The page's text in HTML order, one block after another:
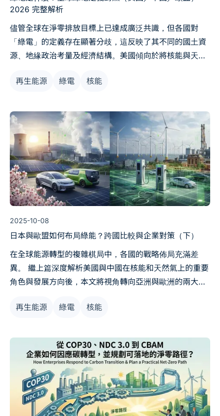
2026 完整解析
儘管全球在淨零排放目標上已達成廣泛共識，但各國對
「綠電」的定義存在顯著分歧，這反映了其不同的國土資
源、地緣政治考量及經濟結構。美國傾向於將核能與天然
則聚焦於可再生能源的超大規模部署。歐盟則透過《永續
「過渡性」的永續投資。
再生能源 綠電 核能
2025-10-08
日本與歐盟如何布局綠能？跨國比較與企業對策（下）
在全球能源轉型的複雜棋局中，各國的戰略佈局充滿差
異。 繼上篇深度解析美國與中國在核能和天然氣上的重要
角色與發展方向後，本文將視角轉向亞洲與歐洲的兩大關
各自獨特的地理、經濟與政治環境，制定綠色能源佈局與
放的壓力，日本與歐盟企業採取了哪些具體的綠能對策，
以確保在全球競爭中的領先地位。
再生能源 綠電 核能